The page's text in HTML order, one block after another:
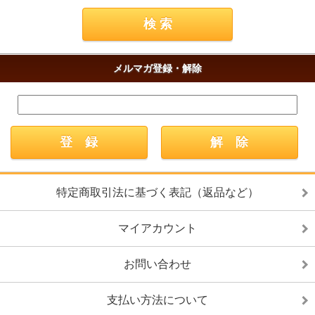
メルマガ登録・解除
特定商取引法に基づく表記（返品など）
マイアカウント
お問い合わせ
支払い方法について